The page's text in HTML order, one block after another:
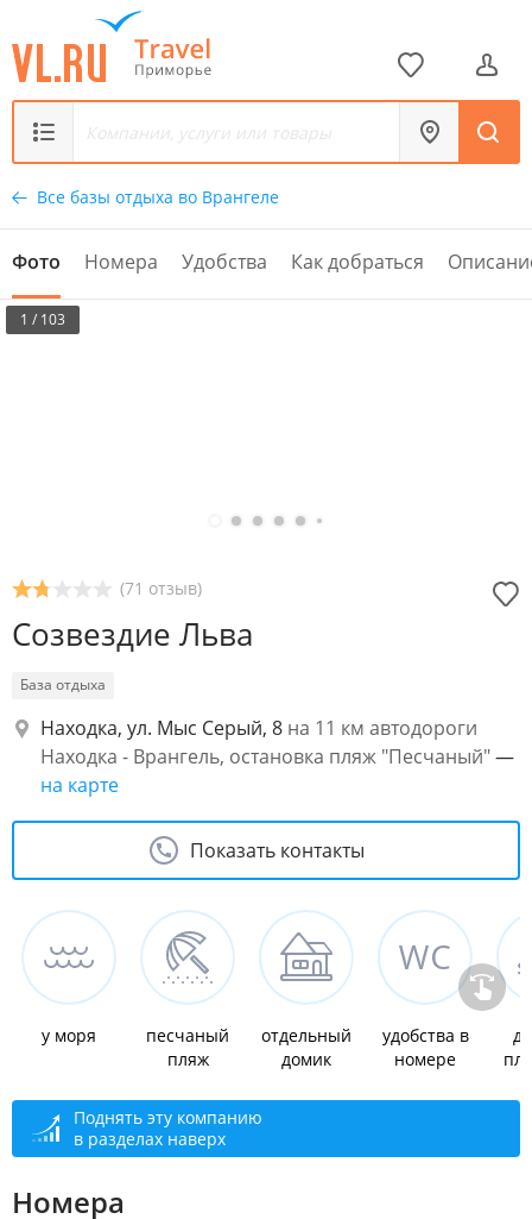
Все базы отдыха во Врангеле
Фото Номера Удобства Как добраться
1 / 103
(71 отзыв)
Созвездие Льва
База отдыха
Находка, ул. Мыс Серый, 8 на 11 км автодороги
Находка - Врангель, остановка пляж "Песчаный"—
на карте
Показать контакты
у моря
песчаный
пляж
отдельный
домик
удобства в
номере
Поднять эту компанию
в разделах наверх
Номера